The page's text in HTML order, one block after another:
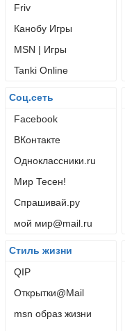
Friv
Канобу Игры
MSN | Игры
Tanki Online
Соц.сеть
Facebook
ВКонтакте
Одноклассники.ru
Мир Тесен!
Спрашивай.ру
мой мир@mail.ru
Стиль жизни
QIP
Открытки@Mail
msn образ жизни